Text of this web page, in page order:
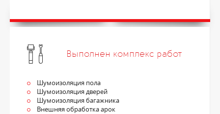
Выполнен комплекс работ
Шумоизоляция пола
Шумоизоляция дверей
Шумоизоляция багажника
Внешняя обработка арок